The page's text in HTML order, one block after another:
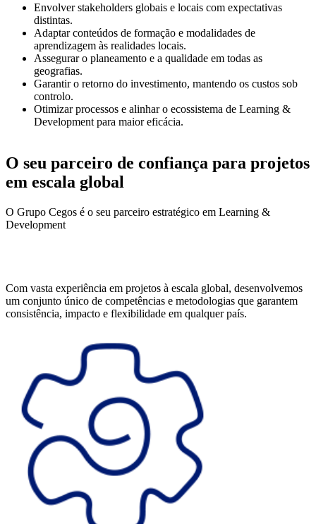
Envolver stakeholders globais e locais com expectativas
distintas.
Adaptar conteúdos de formação e modalidades de
aprendizagem às realidades locais.
Assegurar o planeamento e a qualidade em todas as
geografias.
Garantir o retorno do investimento, mantendo os custos sob
controlo.
Otimizar processos e alinhar o ecossistema de Learning &
Development para maior eficácia.
O seu parceiro de confiança para projetos
em escala global
O Grupo Cegos é o seu parceiro estratégico em Learning &
Development
Com vasta experiência em projetos à escala global, desenvolvemos
um conjunto único de competências e metodologias que garantem
consistência, impacto e flexibilidade em qualquer país.